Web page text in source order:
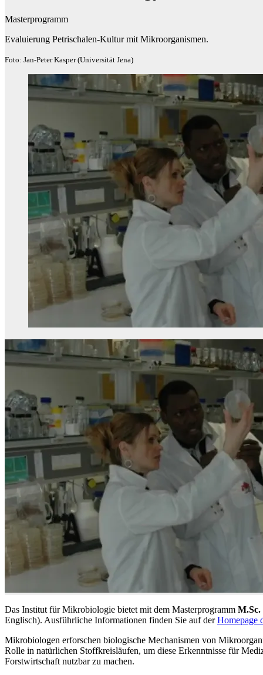
Masterprogramm
Evaluierung Petrischalen-Kultur mit Mikroorganismen.
Foto: Jan-Peter Kasper (Universität Jena)
Das Institut für Mikrobiologie bietet mit dem Masterprogramm
Englisch). Ausführliche Informationen finden Sie auf derHomepage
Mikrobiologen erforschen biologische Mechanismen von
Rolle in natürlichen Stoffkreisläufen, um diese Erkenntnisse für
Forstwirtschaft nutzbar zu machen.